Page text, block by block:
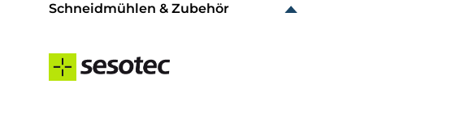
Schneidmühlen & Zubehör